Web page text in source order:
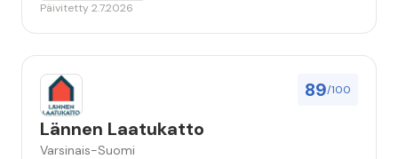
Päivitetty 2.7.2026
89/100
Lännen Laatukatto
Varsinais-Suomi